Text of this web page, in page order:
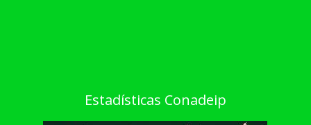
Estadísticas Conadeip